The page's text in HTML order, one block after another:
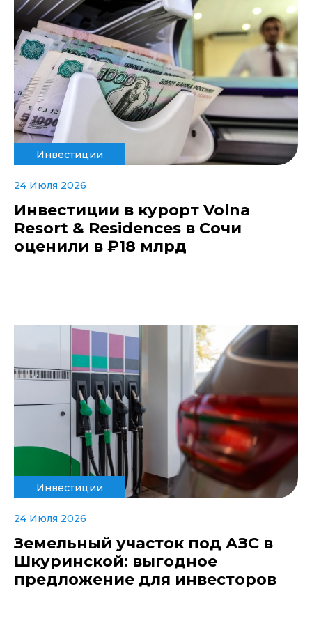
Инвестиции
24 Июля 2026
Инвестиции в курорт Volna
Resort & Residences в Сочи
оценили в ₽18 млрд
Инвестиции
24 Июля 2026
Земельный участок под АЗС в
Шкуринской: выгодное
предложение для инвесторов